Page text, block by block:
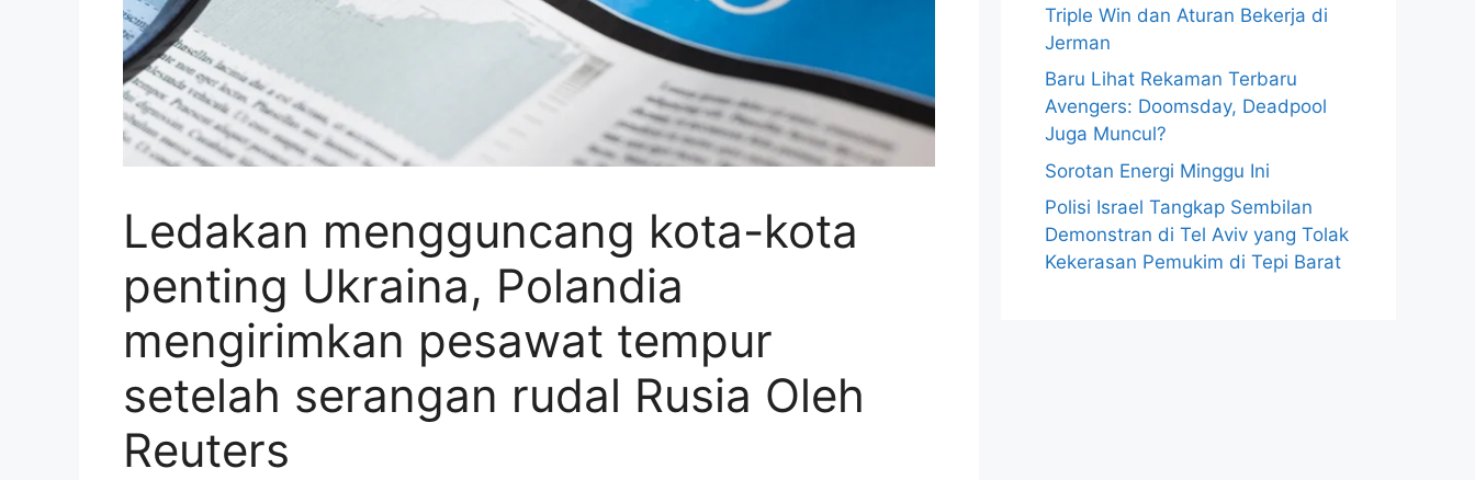
Ledakan mengguncang kota-kota
penting Ukraina, Polandia
mengirimkan pesawat tempur
setelah serangan rudal Rusia Oleh
Reuters
Triple Win dan Aturan Bekerja di
Jerman
Baru Lihat Rekaman Terbaru
Avengers: Doomsday, Deadpool
Juga Muncul?
Sorotan Energi Minggu Ini
Polisi Israel Tangkap Sembilan
Demonstran di Tel Aviv yang Tolak
Kekerasan Pemukim di Tepi Barat